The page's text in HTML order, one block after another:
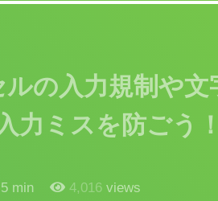
の入力規制や文
力ミスを防ごう！
5 min 4,016 views